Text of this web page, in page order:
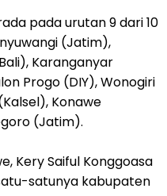
pada urutan 9 dari 10
(Jatim),
Karanganyar
Progo (DIY), Wonogiri
Konawe
(Jatim).
Kery Saiful Konggoasa
satunya kabupaten